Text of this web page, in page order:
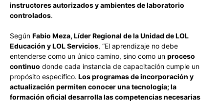
instructores autorizados y ambientes de laboratorio
controlados.
Según Fabio Meza, Líder Regional de la Unidad de LOL
Educación y LOL Servicios, “El aprendizaje no debe
entenderse como un único camino, sino como un proceso
continuo donde cada instancia de capacitación cumple un
propósito específico. Los programas de incorporación y
actualización permiten conocer una tecnología; la
formación oficial desarrolla las competencias necesarias